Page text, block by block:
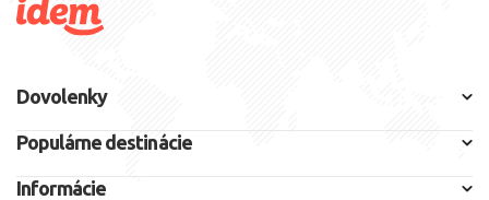
Dovolenky
Populárne destinácie
Informácie